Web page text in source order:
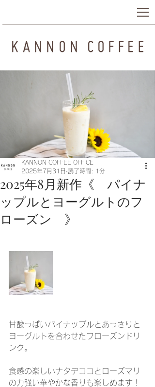
2025年8月新作《 パイナ
ップルとヨーグルトのフ
ローズン 》
KANNON COFFEE OFFICE
2025年7月31日 読了時間: 1分
甘酸っぱいパイナップルとあっさりと
ヨーグルトを合わせたフローズンドリ
ンク。
食感の楽しいナタデココとローズマリ
の力強い華やかな香りも楽しめます！